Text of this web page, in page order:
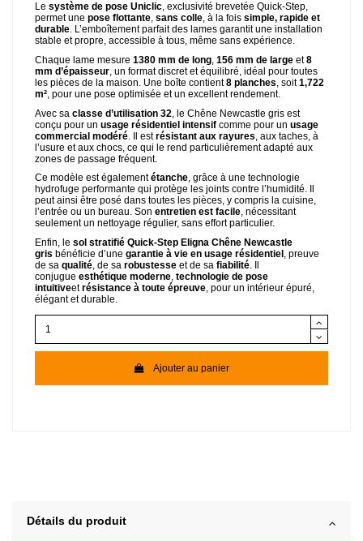
Le système de pose Uniclic, exclusivité brevetée Quick-Step,
permet une pose flottante, sans colle, à la fois simple, rapide et
durable. L’emboîtement parfait des lames garantit une installation
stable et propre, accessible à tous, même sans expérience.
Chaque lame mesure 1380 mm de long, 156 mm de large et8
mm d’épaisseur, un format discret et équilibré, idéal pour toutes
les pièces de la maison. Une boîte contient8 planches, soit1,722
m², pour une pose optimisée et un excellent rendement.
Avec sa classe d’utilisation 32 , le Chêne Newcastle gris est
conçu pour un usage résidentiel intensif comme pour un usage
commercial modéré . Il estrésistant aux rayures , aux taches, à
l’usure et aux chocs, ce qui le rend particulièrement adapté aux
zones de passage fréquent.
Ce modèle est égalementétanche, grâce à une technologie
hydrofuge performante qui protège les joints contre l’humidité. Il
peut ainsi être posé dans toutes les pièces, y compris la cuisine,
l’entrée ou un bureau. Son entretien est facile, nécessitant
seulement un nettoyage régulier, sans effort particulier.
Enfin, le sol stratifié Quick-Step Eligna Chêne Newcastle
gris bénéficie d’une garantie à vie en usage résidentiel , preuve
de sa qualité , de sa robustesse et de sa fiabilité . Il
conjugue esthétique moderne technologie de pose
intuitiveetrésistance à toute épreuve , pour un intérieur épuré,
élégant et durable.
Ajouter au panier
Détails du produit